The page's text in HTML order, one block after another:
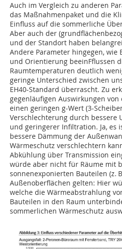
Auch im Vergleich zu anderen
das Maßnahmenpaket und die
Einfluss auf die sommerliche
Aber auch der
und der Standort haben
Andere Parameter hingegen, wie
und Orientierung beeinFflussen
Raumtemperaturen deutlich
geringe Unterschied zwischen
EH40-Standard überrascht. Zu
gegenläufigen Auswirkungen
einen geringen g-Wert (3-
Verschlechterung durch bessere
und geringerer Infiltration. Ja, es
bessere Dämmung der
Wärmeschutz verschlechtern
Abkühlung über Transmission
würde aber nicht für Räume mit
sonnenexponierten Bauteilen (z.
Außenoberflächen gelten: Hier
welche die Wärmeabstrahlung
Bauteilen in den Raum
sommerlichen Wärmeschutz